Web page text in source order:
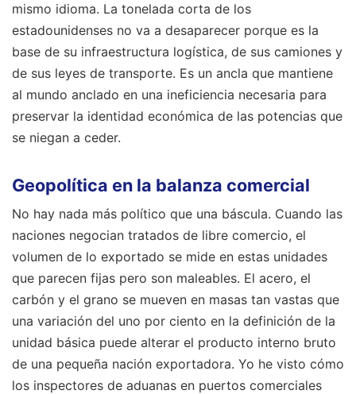
mismo idioma. La tonelada corta de los
estadounidenses no va a desaparecer porque es la
base de su infraestructura logística, de sus camiones y
de sus leyes de transporte. Es un ancla que mantiene
al mundo anclado en una ineficiencia necesaria para
preservar la identidad económica de las potencias que
se niegan a ceder.
Geopolítica en la balanza comercial
No hay nada más político que una báscula. Cuando las
naciones negocian tratados de libre comercio, el
volumen de lo exportado se mide en estas unidades
que parecen fijas pero son maleables. El acero, el
carbón y el grano se mueven en masas tan vastas que
una variación del uno por ciento en la definición de la
unidad básica puede alterar el producto interno bruto
de una pequeña nación exportadora. Yo he visto cómo
los inspectores de aduanas en puertos comerciales